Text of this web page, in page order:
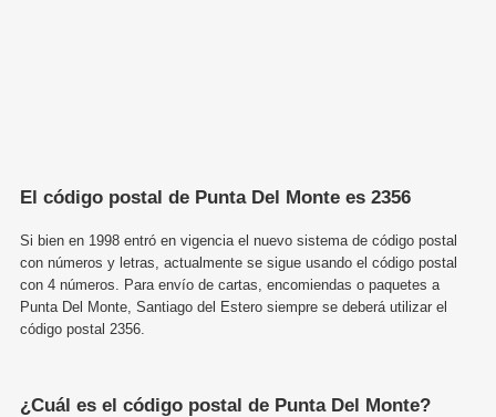
El código postal de Punta Del Monte es 2356
Si bien en 1998 entró en vigencia el nuevo sistema de código postal
con números y letras, actualmente se sigue usando el código postal
con 4 números. Para envío de cartas, encomiendas o paquetes a
Punta Del Monte, Santiago del Estero siempre se deberá utilizar el
código postal 2356.
¿Cuál es el código postal de Punta Del Monte?